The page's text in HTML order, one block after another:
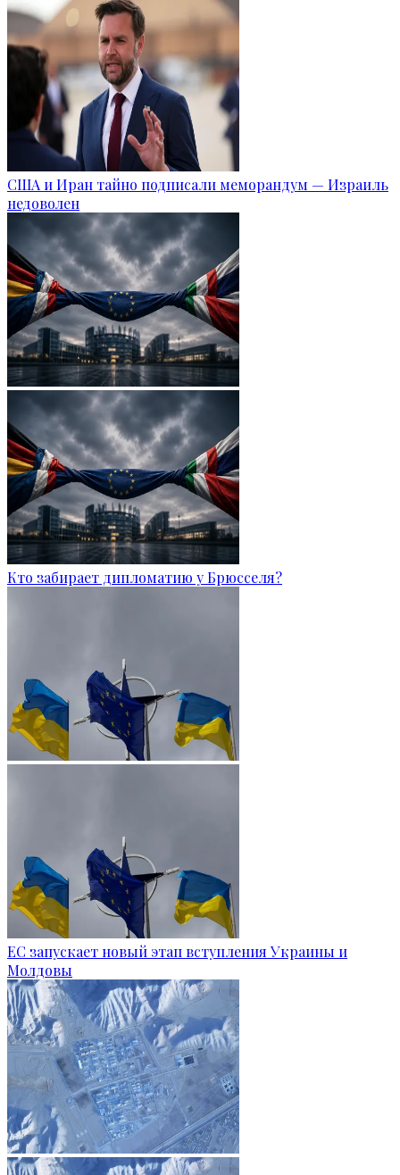
США и Иран тайно подписали меморандум — Израиль
недоволен
Кто забирает дипломатию у Брюсселя?
ЕС запускает новый этап вступления Украины и
Молдовы